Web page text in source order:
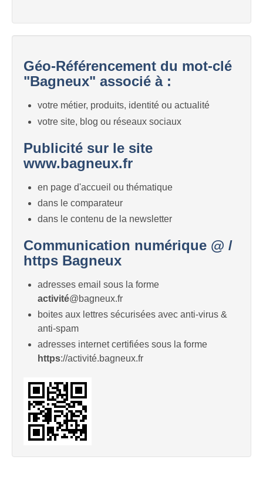
Géo-Référencement du mot-clé
"Bagneux" associé à :
votre métier, produits, identité ou actualité
votre site, blog ou réseaux sociaux
Publicité sur le site
www.bagneux.fr
en page d'accueil ou thématique
dans le comparateur
dans le contenu de la newsletter
Communication numérique @ /
https Bagneux
adresses email sous la forme
activité@bagneux.fr
boites aux lettres sécurisées avec anti-virus &
anti-spam
adresses internet certifiées sous la forme
https://activité.bagneux.fr